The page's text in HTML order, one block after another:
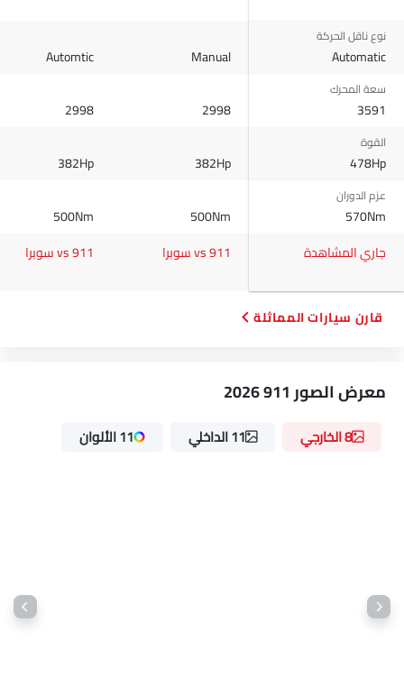
نوع ناقل الحركة
Automatic
Manual
Automtic
سعة المحرك
3591
2998
2998
القوة
478Hp
382Hp
382Hp
عزم الدوران
570Nm
500Nm
500Nm
جاري المشاهدة
911 vs سوبرا 911 vs سوبرا
قارن سيارات المماثلة
معرض الصور 911 2026
8 الخارجي 11 الداخلي 11 الألوان